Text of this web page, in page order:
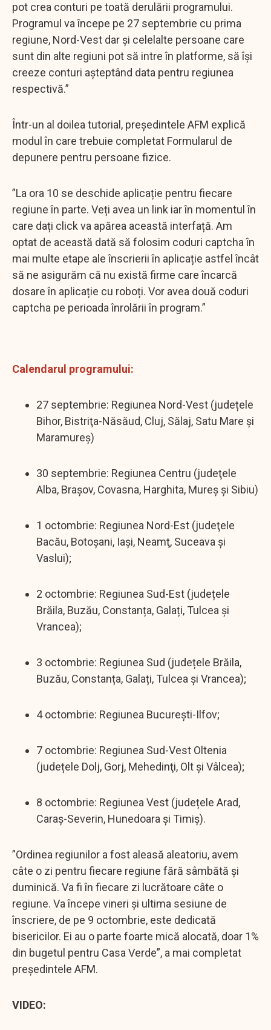
pot crea conturi pe toată derulării programului.
Programul va începe pe 27 septembrie cu prima
regiune, Nord-Vest dar și celelalte persoane care
sunt din alte regiuni pot să intre în platforme, să își
creeze conturi așteptând data pentru regiunea
respectivă.”
Într-un al doilea tutorial, președintele AFM explică
modul în care trebuie completat Formularul de
depunere pentru persoane fizice.
”La ora 10 se deschide aplicație pentru fiecare
regiune în parte. Veți avea un link iar în momentul în
care dați click va apărea această interfață. Am
optat de această dată să folosim coduri captcha în
mai multe etape ale înscrierii în aplicație astfel încât
să ne asigurăm că nu există firme care încarcă
dosare în aplicație cu roboți. Vor avea două coduri
captcha pe perioada înrolării în program.”
Calendarul programului:
27 septembrie: Regiunea Nord-Vest (județele
Bihor, Bistriţa-Năsăud, Cluj, Sălaj, Satu Mare şi
Maramureş)
30 septembrie: Regiunea Centru (judeţele
Alba, Braşov, Covasna, Harghita, Mureş şi Sibiu)
1 octombrie: Regiunea Nord-Est (judeţele
Bacău, Botoşani, Iaşi, Neamţ, Suceava şi
Vaslui);
2 octombrie: Regiunea Sud-Est (județele
Brăila, Buzău, Constanța, Galați, Tulcea și
Vrancea);
3 octombrie: Regiunea Sud (județele Brăila,
Buzău, Constanța, Galați, Tulcea și Vrancea);
4 octombrie: Regiunea București-Ilfov;
7 octombrie: Regiunea Sud-Vest Oltenia
(județele Dolj, Gorj, Mehedinţi, Olt şi Vâlcea);
8 octombrie: Regiunea Vest (județele Arad,
Caraş-Severin, Hunedoara şi Timiş).
”Ordinea regiunilor a fost aleasă aleatoriu, avem
câte o zi pentru fiecare regiune fără sâmbătă și
duminică. Va fi în fiecare zi lucrătoare câte o
regiune. Va începe vineri și ultima sesiune de
înscriere, de pe 9 octombrie, este dedicată
bisericilor. Ei au o parte foarte mică alocată, doar 1%
din bugetul pentru Casa Verde”, a mai completat
președintele AFM.
VIDEO: